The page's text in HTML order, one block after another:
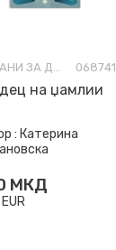
РОМАНИ ЗА ДЕЦА 068741
на џамлии
: Катерина
МКД
EUR